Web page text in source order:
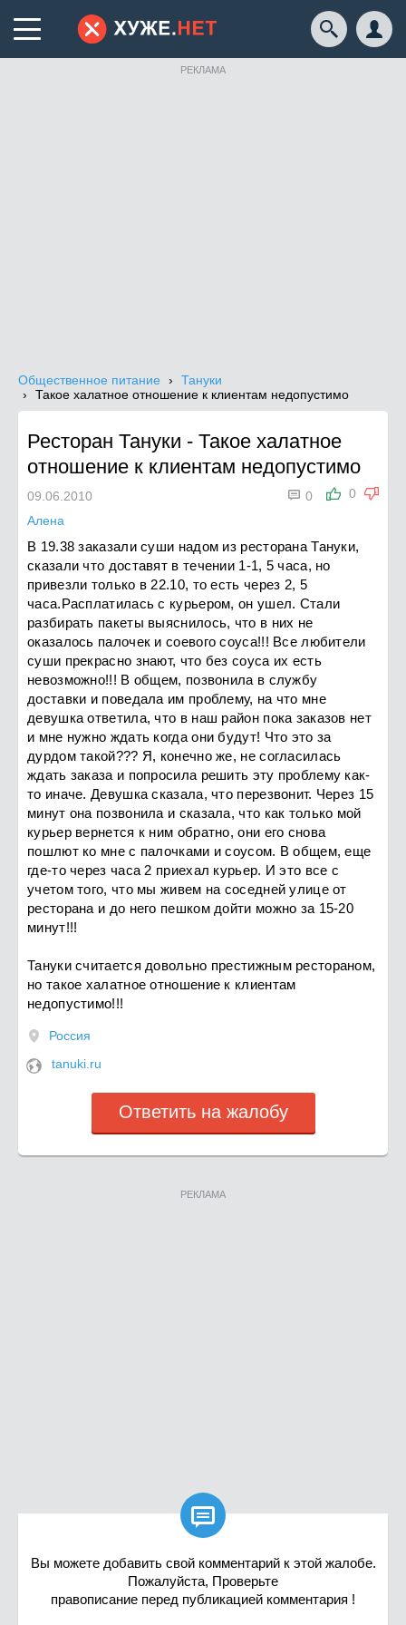
РЕКЛАМА
Общественное питание
Тануки
Такое халатное отношение к клиентам недопустимо
Ресторан Тануки - Такое халатное
отношение к клиентам недопустимо
0
 0
09.06.2010
Алена
В 19.38 заказали суши надом из ресторана Тануки,
сказали что доставят в течении 1-1, 5 часа, но
привезли только в 22.10, то есть через 2, 5
часа.Расплатилась с курьером, он ушел. Стали
разбирать пакеты выяснилось, что в них не
оказалось палочек и соевого соуса!!! Все любители
суши прекрасно знают, что без соуса их есть
невозможно!!! В общем, позвонила в службу
доставки и поведала им проблему, на что мне
девушка ответила, что в наш район пока заказов нет
и мне нужно ждать когда они будут! Что это за
дурдом такой??? Я, конечно же, не согласилась
ждать заказа и попросила решить эту проблему как-
то иначе. Девушка сказала, что перезвонит. Через 15
минут она позвонила и сказала, что как только мой
курьер вернется к ним обратно, они его снова
пошлют ко мне с палочками и соусом. В общем, еще
где-то через часа 2 приехал курьер. И это все с
учетом того, что мы живем на соседней улице от
ресторана и до него пешком дойти можно за 15-20
минут!!!
Тануки считается довольно престижным рестораном,
но такое халатное отношение к клиентам
недопустимо!!!
Россия
tanuki.ru
Ответить на жалобу
РЕКЛАМА

Вы можете добавить свой комментарий к этой жалобе.
Пожалуйста, Проверьте
правописание перед публикацией комментария !